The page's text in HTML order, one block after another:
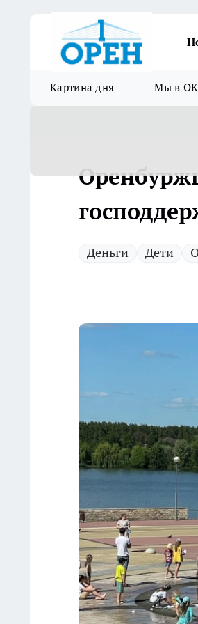
Картина дня Мы в ОК
Деньги Дети